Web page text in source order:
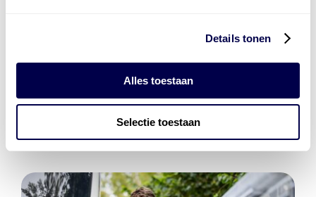
Details tonen
Alles toestaan
Selectie toestaan
Den Hartog Energies
bestaat uit vier divisies